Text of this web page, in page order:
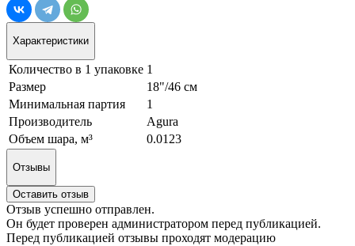
Характеристики
Количество в 1 упаковке 1
Размер
18"/46 см
Минимальная партия
1
Производитель
Agura
Объем шара, м³
0.0123
Отзывы
Оставить отзыв
Отзыв успешно отправлен.
Он будет проверен администратором перед публикацией.
Перед публикацией отзывы проходят модерацию